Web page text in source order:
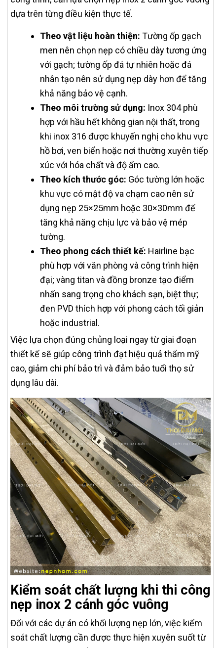
dựa trên từng điều kiện thực tế.
Theo vật liệu hoàn thiện: Tường ốp gạch
men nên chọn nẹp có chiều dày tương ứng
với gạch; tường ốp đá tự nhiên hoặc đá
nhân tạo nên sử dụng nẹp dày hơn để tăng
khả năng bảo vệ cạnh.
Theo môi trường sử dụng: Inox 304 phù
hợp với hầu hết không gian nội thất, trong
khi inox 316 được khuyến nghị cho khu vực
hồ bơi, ven biển hoặc nơi thường xuyên tiếp
xúc với hóa chất và độ ẩm cao.
Theo kích thước góc: Góc tường lớn hoặc
khu vực có mật độ va chạm cao nên sử
dụng nẹp 25×25mm hoặc 30×30mm để
tăng khả năng chịu lực và bảo vệ mép
tường.
Theo phong cách thiết kế: Hairline bạc
phù hợp với văn phòng và công trình hiện
đại; vàng titan và đồng bronze tạo điểm
nhấn sang trọng cho khách sạn, biệt thự;
đen PVD thích hợp với phong cách tối giản
hoặc industrial.
Việc lựa chọn đúng chủng loại ngay từ giai đoạn
thiết kế sẽ giúp công trình đạt hiệu quả thẩm mỹ
cao, giảm chi phí bảo trì và đảm bảo tuổi thọ sử
dụng lâu dài.
Kiểm soát chất lượng khi thi công
nẹp inox 2 cánh góc vuông
Đối với các dự án có khối lượng nẹp lớn, việc kiểm
soát chất lượng cần được thực hiện xuyên suốt từ